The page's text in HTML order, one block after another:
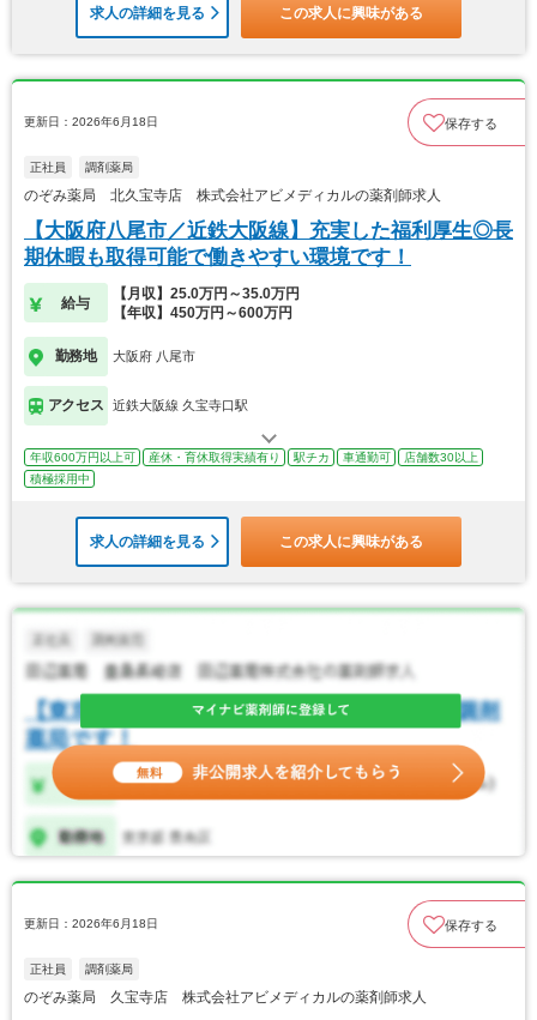
求人の詳細を見る この求人に興味がある
更新日：2026年6月18日 保存する
正社員 調剤薬局
のぞみ薬局 北久宝寺店 株式会社アビメディカルの薬剤師求人
【大阪府八尾市／近鉄大阪線】充実した福利厚生◎長
期休暇も取得可能で働きやすい環境です！
給与
【月収】25.0万円～35.0万円
【年収】450万円～600万円
勤務地 大阪府 八尾市
アクセス 近鉄大阪線 久宝寺口駅
年収600万円以上可 産休・育休取得実績有り 駅チカ 車通勤可
店舗数30以上
積極採用中
求人の詳細を見る この求人に興味がある
更新日：2026年6月18日 保存する
正社員 調剤薬局
のぞみ薬局 久宝寺店 株式会社アビメディカルの薬剤師求人